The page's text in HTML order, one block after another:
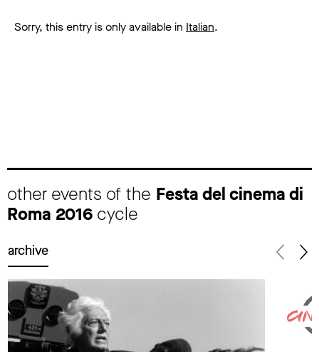
Sorry, this entry is only available in Italian.
other events of the Festa del cinema di
Roma 2016 cycle
archive